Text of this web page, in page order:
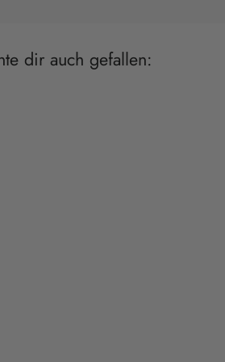
dir auch gefallen: